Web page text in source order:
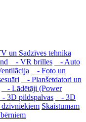
un Sadzīves tehnika
- VR brilles
- Auto
- Foto un
- Planšetdatori un
- Lādētāji (Power
- 3D pildspalvas
- 3D
dzivniekiem Skaistumam